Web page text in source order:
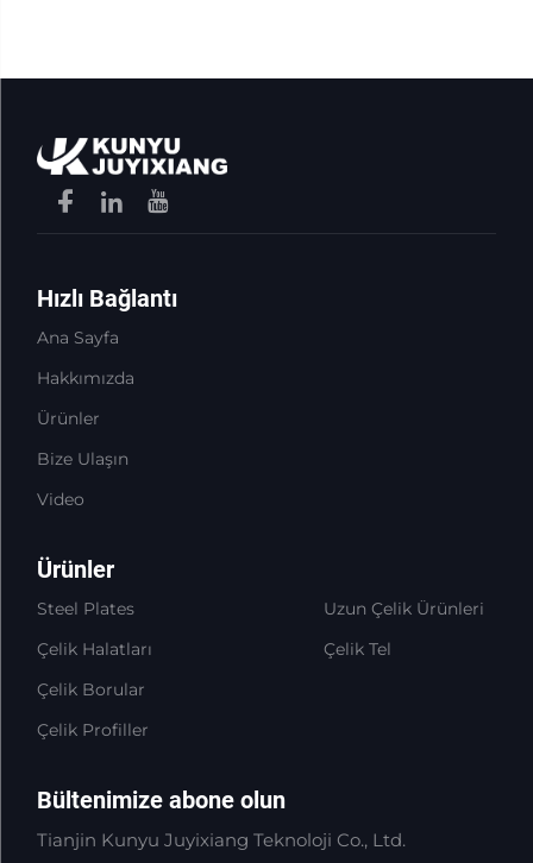
Hızlı Bağlantı
Ana Sayfa
Hakkımızda
Ürünler
Bize Ulaşın
Video
Ürünler
Steel Plates
Çelik Halatları
Çelik Borular
Çelik Profiller
Uzun Çelik Ürünleri
Çelik Tel
Bültenimize abone olun
Tianjin Kunyu Juyixiang Teknoloji Co., Ltd.